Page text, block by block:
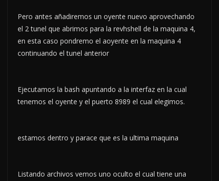
Pero antes añadiremos un oyente nuevo aprovechando
el 2 tunel que abrimos para la revhshell de la maquina 4,
en esta caso pondremo el aoyente en la maquina 4
continuando el tunel anterior
Ejecutamos la bash apuntando a la interfaz en la cual
tenemos el oyente y el puerto 8989 el cual elegimos.
estamos dentro y parace que es la ultima maquina
Listando archivos vemos uno oculto el cual tiene una